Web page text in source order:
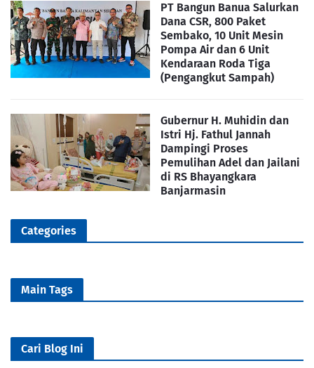
PT Bangun Banua Salurkan
Dana CSR, 800 Paket
Sembako, 10 Unit Mesin
Pompa Air dan 6 Unit
Kendaraan Roda Tiga
(Pengangkut Sampah)
Gubernur H. Muhidin dan
Istri Hj. Fathul Jannah
Dampingi Proses
Pemulihan Adel dan Jailani
di RS Bhayangkara
Banjarmasin
Categories
Main Tags
Cari Blog Ini